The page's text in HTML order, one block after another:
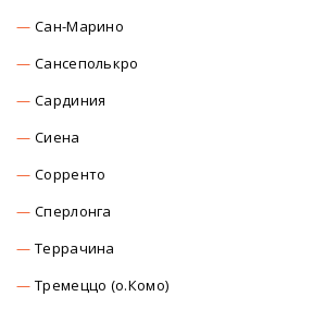
Сан-Марино
Сансеполькро
Сардиния
Сиена
Сорренто
Сперлонга
Террачина
Тремеццо (о.Комо)